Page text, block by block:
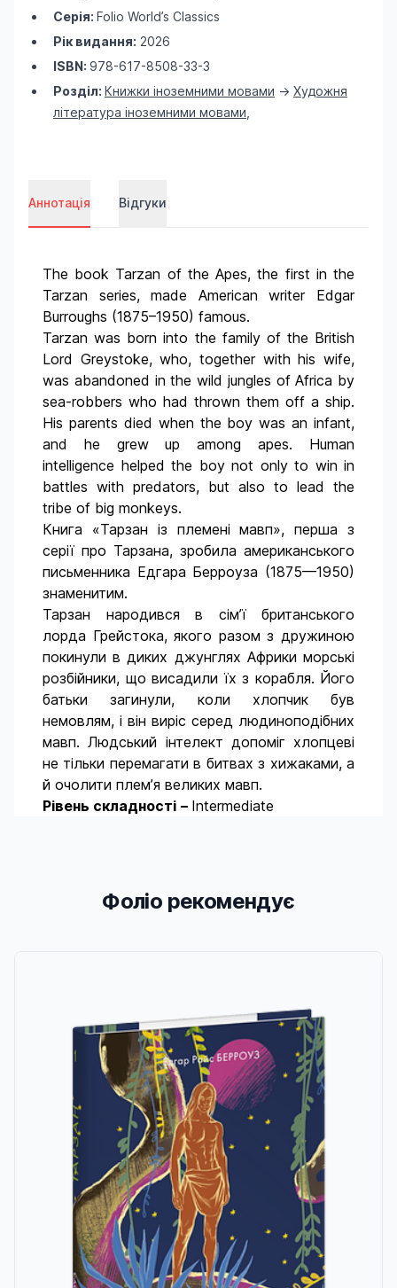
Серія: Folio World’s Classics
Рік видання: 2026
ISBN: 978-617-8508-33-3
Розділ: Книжки іноземними мовами -> Художня
література іноземними мовами
Аннотація Відгуки
The book Tarzan of the Apes, the first in the
Tarzan series, made American writer Edgar
Burroughs (1875–1950) famous.
Tarzan was born into the family of the British
Lord Greystoke, who, together with his wife,
was abandoned in the wild jungles of Africa by
sea-robbers who had thrown them off a ship.
His parents died when the boy was an infant,
and he grew up among apes. Human
intelligence helped the boy not only to win in
battles with predators, but also to lead the
tribe of big monkeys.
Книга «Тарзан із племені мавп», перша з
серії про Тарзана, зробила американського
письменника Едгара Берроуза (1875—1950)
знаменитим.
Тарзан народився в сім’ї британського
лорда Грейстока, якого разом з дружиною
покинули в диких джунглях Африки морські
розбійники, що висадили їх з корабля. Його
батьки загинули, коли хлопчик був
немовлям, і він виріс серед людиноподібних
мавп. Людський інтелект допоміг хлопцеві
не тільки перемагати в битвах з хижаками, а
й очолити плем’я великих мавп.
Рівень складності – Intermediate
Фоліо рекомендує